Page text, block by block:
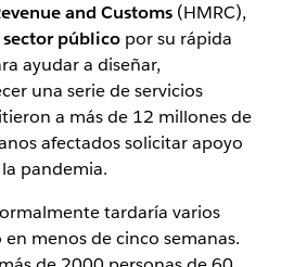
and Customs(HMRC),
públicopor su rápida
ayudar a diseñar,
una serie de servicios
a más de 12 millones de
afectados solicitar apoyo
pandemia.
tardaría varios
menos de cinco semanas.